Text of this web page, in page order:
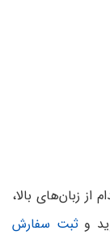
زبان‌های بالا،
وثبت سفارش